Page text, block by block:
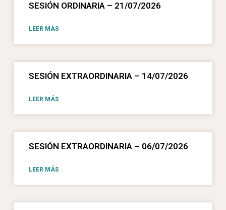
SESIÓN ORDINARIA – 21/07/2026
LEER MÁS
SESIÓN EXTRAORDINARIA – 14/07/2026
LEER MÁS
SESIÓN EXTRAORDINARIA – 06/07/2026
LEER MÁS